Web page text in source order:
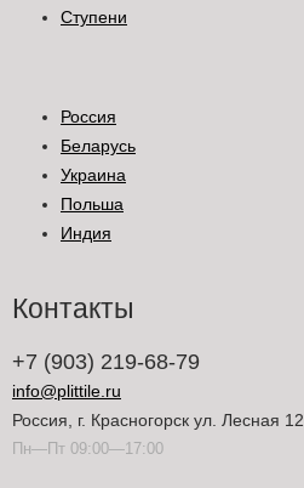
Ступени
Россия
Беларусь
Украина
Польша
Индия
Контакты
+7 (903) 219-68-79
info@plittile.ru
Россия, г. Красногорск ул. Лесная 12
Пн—Пт 09:00—17:00